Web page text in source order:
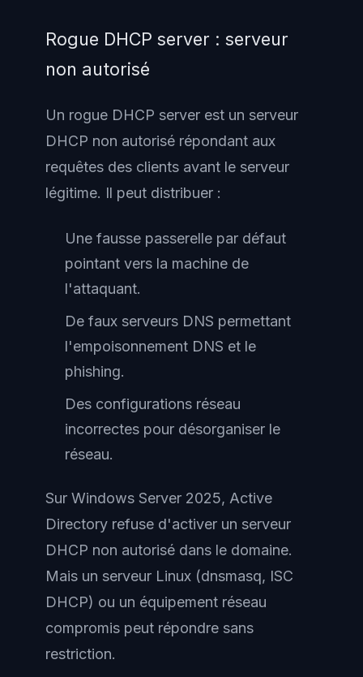
Rogue DHCP server : serveur
non autorisé
Un rogue DHCP server est un serveur
DHCP non autorisé répondant aux
requêtes des clients avant le serveur
légitime. Il peut distribuer :
Une fausse passerelle par défaut
pointant vers la machine de
l'attaquant.
De faux serveurs DNS permettant
l'empoisonnement DNS et le
phishing.
Des configurations réseau
incorrectes pour désorganiser le
réseau.
Sur Windows Server 2025, Active
Directory refuse d'activer un serveur
DHCP non autorisé dans le domaine.
Mais un serveur Linux (dnsmasq, ISC
DHCP) ou un équipement réseau
compromis peut répondre sans
restriction.